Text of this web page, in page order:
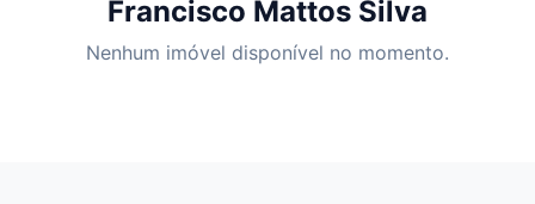
Francisco Mattos Silva
Nenhum imóvel disponível no momento.